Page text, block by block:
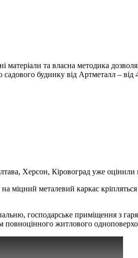
та власна методика
будинку від Артметалл – від
Херсон, Кіровоград уже оцінили
металевий каркас кріпляться
господарське приміщення з
повноцінного житлового